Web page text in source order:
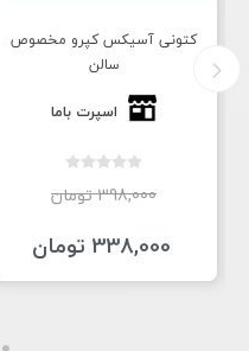
کتونی آسیکس کپرو مخصوص
سالن
اسپرت باما
398,000 تومان
338,000 تومان